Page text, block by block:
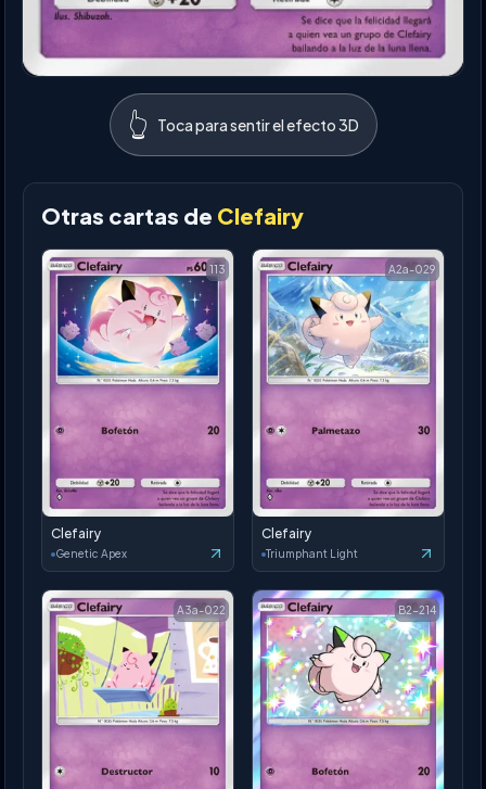
👆 Toca para sentir el efecto 3D
Otras cartas de Clefairy
113
Clefairy
Genetic Apex
A2a-029
Clefairy
Triumphant Light
A3a-022 B2-214